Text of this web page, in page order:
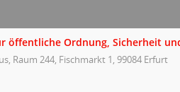
öffentliche Ordnung, Sicherheit
Raum 244, Fischmarkt 1, 99084 Erfurt